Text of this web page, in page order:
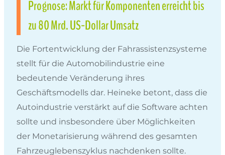
Prognose: Markt für Komponenten erreicht bis
zu 80 Mrd. US-Dollar Umsatz
Die Fortentwicklung der Fahrassistenzsysteme
stellt für die Automobilindustrie eine
bedeutende Veränderung ihres
Geschäftsmodells dar. Heineke betont, dass die
Autoindustrie verstärkt auf die Software achten
sollte und insbesondere über Möglichkeiten
der Monetarisierung während des gesamten
Fahrzeuglebenszyklus nachdenken sollte.